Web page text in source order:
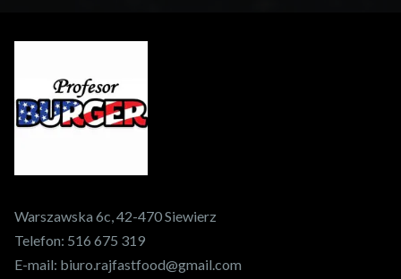
Warszawska 6c, 42-470 Siewierz
Telefon: 516 675 319
E-mail: biuro.rajfastfood@gmail.com